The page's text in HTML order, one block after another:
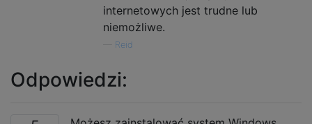
internetowych jest trudne lub
niemożliwe.
Reid
Odpowiedzi: